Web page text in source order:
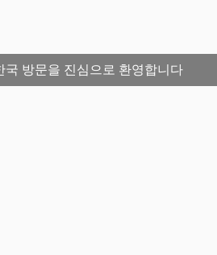
국 방문을 진심으로 환영합니다